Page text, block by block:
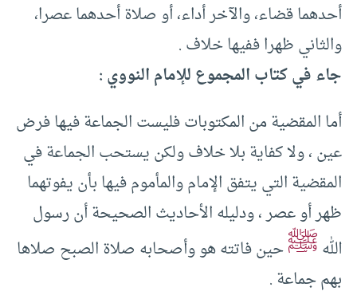
أحدهما قضاء، والآخر أداء، أو صلاة أحدهما عصرا،
والثاني ظهرا ففيها خلاف .
جاء في كتاب المجموع للإمام النووي :
أما المقضية من المكتوبات فليست الجماعة فيها فرض
عين ، ولا كفاية بلا خلاف ولكن يستحب الجماعة في
المقضية التي يتفق الإمام والمأموم فيها بأن يفوتهما
ظهر أو عصر ، ودليله الأحاديث الصحيحة أن رسول
اللهﷺحين فاتته هو وأصحابه صلاة الصبح صلاها
بهم جماعة .